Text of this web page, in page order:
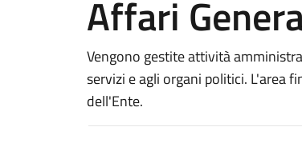
Affari
Vengono gestite attività
servizi e agli organi politici. L'area
dell'Ente.